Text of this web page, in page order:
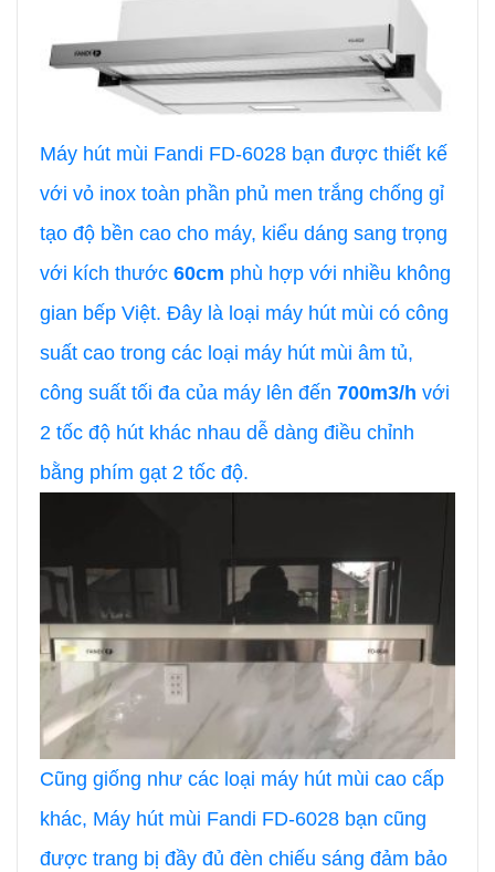
Máy hút mùi Fandi FD-6028 bạn được thiết kế
với vỏ inox toàn phần phủ men trắng chống gỉ
tạo độ bền cao cho máy, kiểu dáng sang trọng
với kích thước 60cm phù hợp với nhiều không
gian bếp Việt. Đây là loại máy hút mùi có công
suất cao trong các loại máy hút mùi âm tủ,
công suất tối đa của máy lên đến 700m3/h với
2 tốc độ hút khác nhau dễ dàng điều chỉnh
bằng phím gạt 2 tốc độ.
Cũng giống như các loại máy hút mùi cao cấp
khác, Máy hút mùi Fandi FD-6028 bạn cũng
được trang bị đầy đủ đèn chiếu sáng đảm bảo